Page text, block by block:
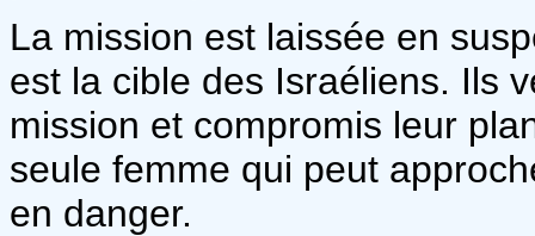
La mission est laissée en
est la cible des Israéliens. Ils
mission et compromis leur
seule femme qui peut
en danger.